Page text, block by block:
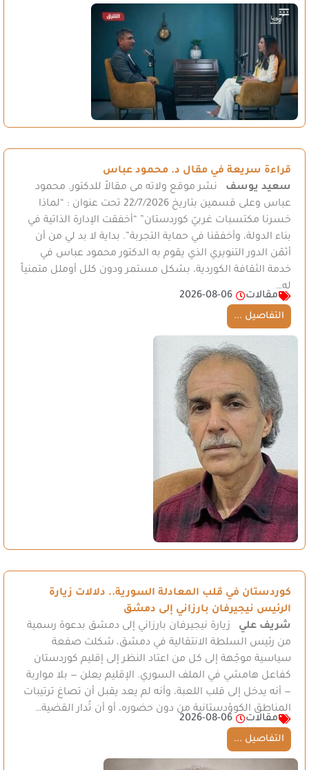
قراءة سريعة في مقال د. محمود عباس
سعيد يوسف
نشر موقع ولاته مى مقالاً للدكتور. محمود
عباس وعلى قسمين بتاريخ 22/7/2026 تحت عنوان : “لماذا
خسرنا مكتسبات غربيّ كوردستان” “أخفقت الإدارة الذاتية في
بناء الدولة، وأخفقنا في حماية التجربة”. بداية لا بد لي من أن
أثمّن الدور التنويري الذي يقوم به الدكتور محمود عباس في
خدمة الثقافة الكوردية، بشكل مستمر ودون كلل أوملل متمنياً
له…
مقالات
2026-08-06
التفاصيل ...
كوردستان في قلب المعادلة السورية.. دلالات زيارة
الرئيس نيجيرفان بارزاني إلى دمشق
شريف علي زيارة نيجيرفان بارزاني إلى دمشق بدعوة رسمية
من رئيس السلطة الانتقالية في دمشق، شكلت صفعة
سياسية موجّهة إلى كل من اعتاد النظر إلى إقليم كوردستان
كفاعل هامشي في الملف السوري. الإقليم يعلن — بلا مواربة
— أنه يدخل إلى قلب اللعبة، وأنه لم يعد يقبل أن تصاغ ترتيبات
المناطق الكوؤدستانية من دون حضوره، أو أن تُدار القضية…
مقالات
2026-08-06
التفاصيل ...